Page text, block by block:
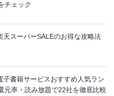
チェック
天スーパーSALEのお得な攻略法
子書籍サービスおすすめ人気ラン
元率・読み放題で22社を徹底比較